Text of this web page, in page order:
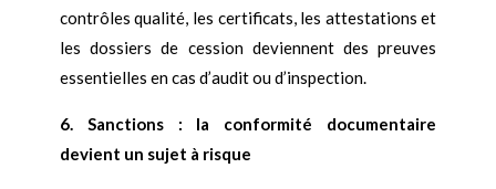
contrôles qualité, les certificats, les attestations et
les dossiers de cession deviennent des preuves
essentielles en cas d’audit ou d’inspection.
6. Sanctions : la conformité documentaire
devient un sujet à risque